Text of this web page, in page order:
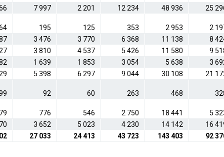
7 997 2 201 12 234 48 936 25
195 125 353 2 953
2
3 476 3 770 6 368 11 138
8
3 810 4 537 5 426 11 580
9
1 639 1 853 3 054 5 638
3
5 398 6 297 9 044 30 108 21
92 60 263 468
776 546 2 750 18 441
5
3 652 5 023 4 230 14 142
16
27 033 24 413 43 723 143 403 92